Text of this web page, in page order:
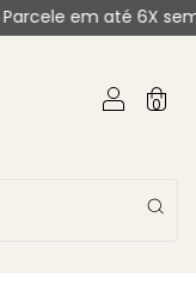
Parcele em até 6X
0